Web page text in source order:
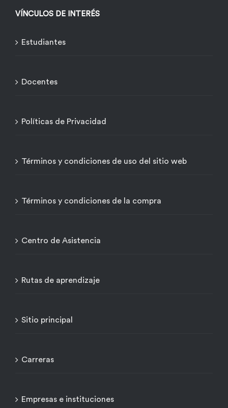
VÍNCULOS DE INTERÉS
Estudiantes
Docentes
Políticas de Privacidad
Términos y condiciones de uso del sitio web
Términos y condiciones de la compra
Centro de Asistencia
Rutas de aprendizaje
Sitio principal
Carreras
Empresas e instituciones